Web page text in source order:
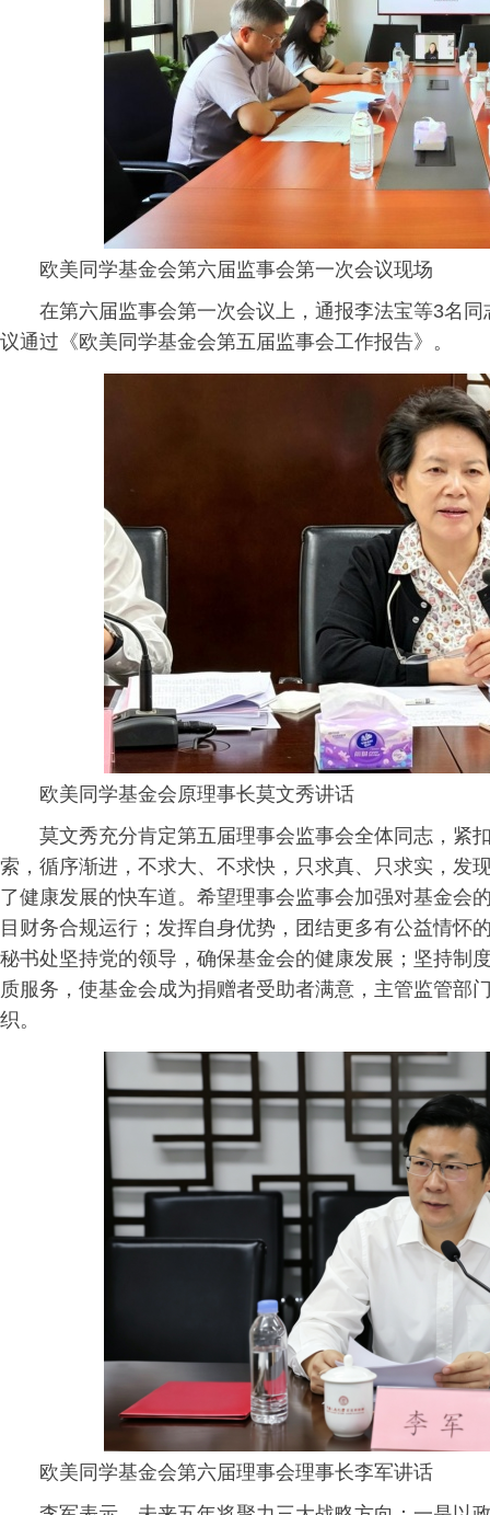
欧美同学基金会第六届监事会第一次会议现场
在第六届监事会第一次会议上，通报李法宝等3名
议通过《欧美同学基金会第五届监事会工作报告》。
欧美同学基金会原理事长莫文秀讲话
莫文秀充分肯定第五届理事会监事会全体同志，紧
索，循序渐进，不求大、不求快，只求真、只求实，发
了健康发展的快车道。希望理事会监事会加强对基金会
目财务合规运行；发挥自身优势，团结更多有公益情怀
秘书处坚持党的领导，确保基金会的健康发展；坚持制
质服务，使基金会成为捐赠者受助者满意，主管监管部
织。
欧美同学基金会第六届理事会理事长李军讲话